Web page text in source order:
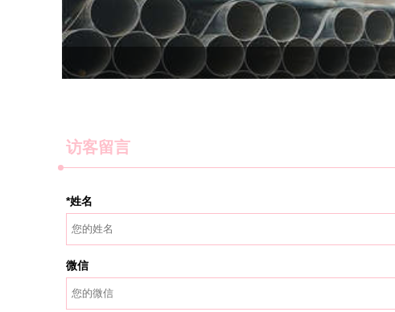
访客留言
*姓名
微信